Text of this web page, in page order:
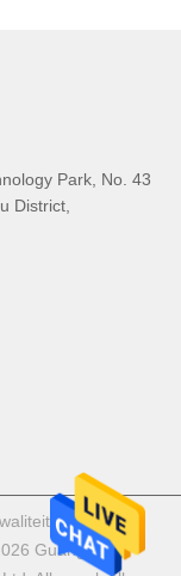
Park, No. 43
District,
Elektrische
Guangdong